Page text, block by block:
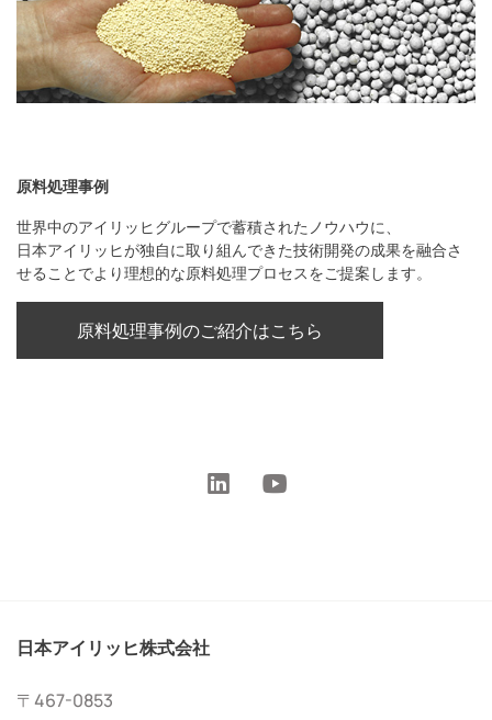
原料処理事例
世界中のアイリッヒグループで蓄積されたノウハウに、
日本アイリッヒが独自に取り組んできた技術開発の成果を融合さ
せることでより理想的な原料処理プロセスをご提案します。
原料処理事例のご紹介はこちら
日本アイリッヒ株式会社
〒467-0853